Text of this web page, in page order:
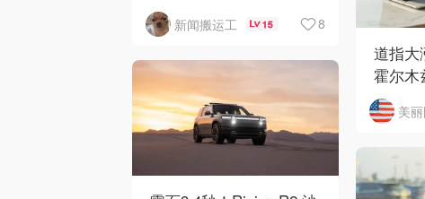
新闻搬运工 15 8
道指大
霍尔木
开
美